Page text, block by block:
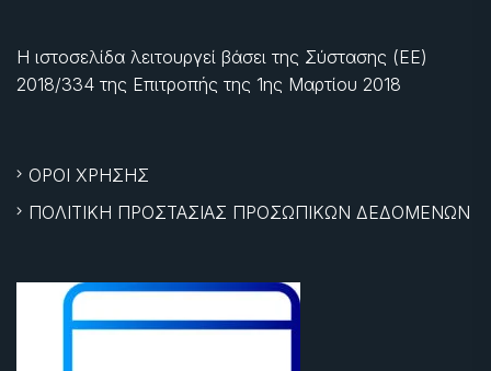
Η ιστοσελίδα λειτουργεί βάσει της Σύστασης (ΕΕ)
2018/334 της Επιτροπής της 1ης Μαρτίου 2018
ΟΡΟΙ ΧΡΗΣΗΣ
ΠΟΛΙΤΙΚΗ ΠΡΟΣΤΑΣΙΑΣ ΠΡΟΣΩΠΙΚΩΝ ΔΕΔΟΜΕΝΩΝ